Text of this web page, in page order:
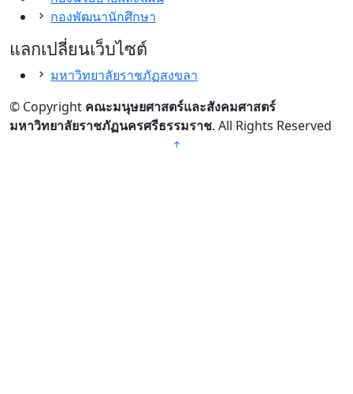
กองพัฒนานักศึกษา
แลกเปลี่ยนเว็บไซต์
มหาวิทยาลัยราชภัฏสงขลา
© Copyright คณะมนุษยศาสตร์และสังคมศาสตร์
มหาวิทยาลัยราชภัฏนครศรีธรรมราช. All Rights Reserved